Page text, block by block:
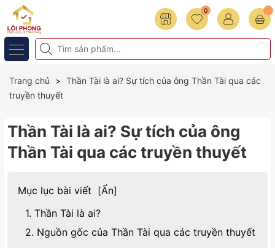
0
Trang chủ
Thần Tài là ai? Sự tích của ông Thần Tài qua các
truyền thuyết
Thần Tài là ai? Sự tích của ông
Thần Tài qua các truyền thuyết
Mục lục bài viết [Ẩn]
1. Thần Tài là ai?
2. Nguồn gốc của Thần Tài qua các truyền thuyết